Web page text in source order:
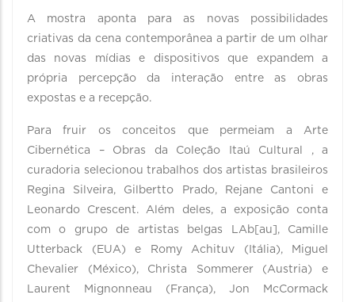
A mostra aponta para as novas possibilidades
criativas da cena contemporânea a partir de um olhar
das novas mídias e dispositivos que expandem a
própria percepção da interação entre as obras
expostas e a recepção.
Para fruir os conceitos que permeiam a Arte
Cibernética – Obras da Coleção Itaú Cultural , a
curadoria selecionou trabalhos dos artistas brasileiros
Regina Silveira, Gilbertto Prado, Rejane Cantoni e
Leonardo Crescent. Além deles, a exposição conta
com o grupo de artistas belgas LAb[au], Camille
Utterback (EUA) e Romy Achituv (Itália), Miguel
Chevalier (México), Christa Sommerer (Austria) e
Laurent Mignonneau (França), Jon McCormack